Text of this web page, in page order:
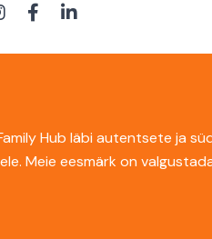
Hub läbi autentsete ja
Meie eesmärk on